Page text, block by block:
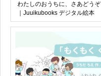
わたしのおうちに、さあどうぞ
｜Juuikubooks デジタル絵本